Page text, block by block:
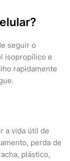
seguir o
isopropílico e
rapidamente
a vida útil de
perda de
plástico,